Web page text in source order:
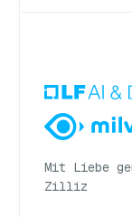
Mit Liebe
Zilliz